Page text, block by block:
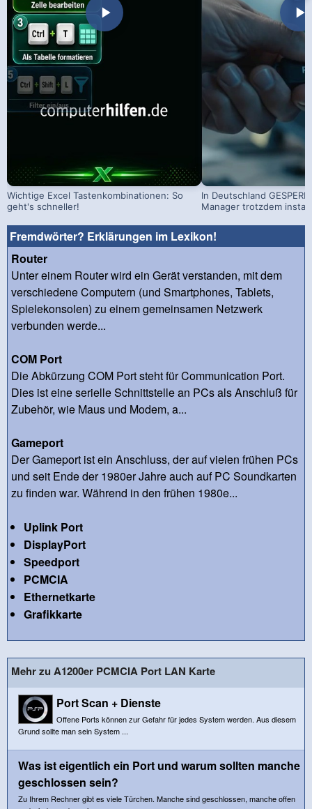
Wichtige Excel Tastenkombinationen: So
geht's schneller!
In Deutschland
Manager trotzdem
Fremdwörter? Erklärungen im Lexikon!
Router
Unter einem Router wird ein Gerät verstanden, mit dem
verschiedene Computern (und Smartphones, Tablets,
Spielekonsolen) zu einem gemeinsamen Netzwerk
verbunden werde...
COM Port
Die Abkürzung COM Port steht für Communication Port.
Dies ist eine serielle Schnittstelle an PCs als Anschluß für
Zubehör, wie Maus und Modem, a...
Gameport
Der Gameport ist ein Anschluss, der auf vielen frühen PCs
und seit Ende der 1980er Jahre auch auf PC Soundkarten
zu finden war. Während in den frühen 1980e...
Uplink Port
DisplayPort
Speedport
PCMCIA
Ethernetkarte
Grafikkarte
Mehr zu A1200er PCMCIA Port LAN Karte
Port Scan + Dienste
Offene Ports können zur Gefahr für jedes System werden. Aus diesem
Grund sollte man sein System ...
Was ist eigentlich ein Port und warum sollten manche
geschlossen sein?
Zu Ihrem Rechner gibt es viele Türchen. Manche sind geschlossen, manche offen